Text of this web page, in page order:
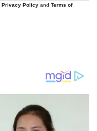
Privacy Policy and Terms of